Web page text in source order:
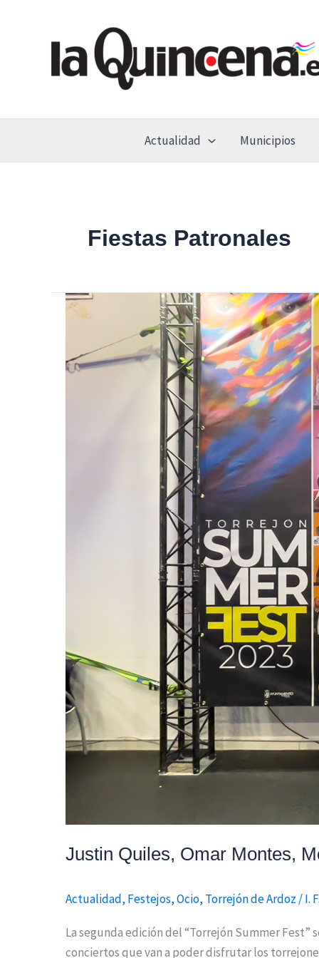
Actualidad Municipios
Fiestas Patronales
Justin Quiles, Omar Montes,
Actualidad, Festejos,Ocio, Torrejón de Ardoz /I.
La segunda edición del “Torrejón Summer Fest”
conciertos que van a poder disfrutar los
Justin
Quiles,
Montes,